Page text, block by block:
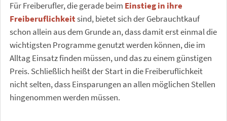
Für Freiberufler, die gerade beim Einstieg in ihre
Freiberuflichkeitsind, bietet sich der Gebrauchtkauf
schon allein aus dem Grunde an, dass damit erst einmal die
wichtigsten Programme genutzt werden können, die im
Alltag Einsatz finden müssen, und das zu einem günstigen
Preis. Schließlich heißt der Start in die Freiberuflichkeit
nicht selten, dass Einsparungen an allen möglichen Stellen
hingenommen werden müssen.